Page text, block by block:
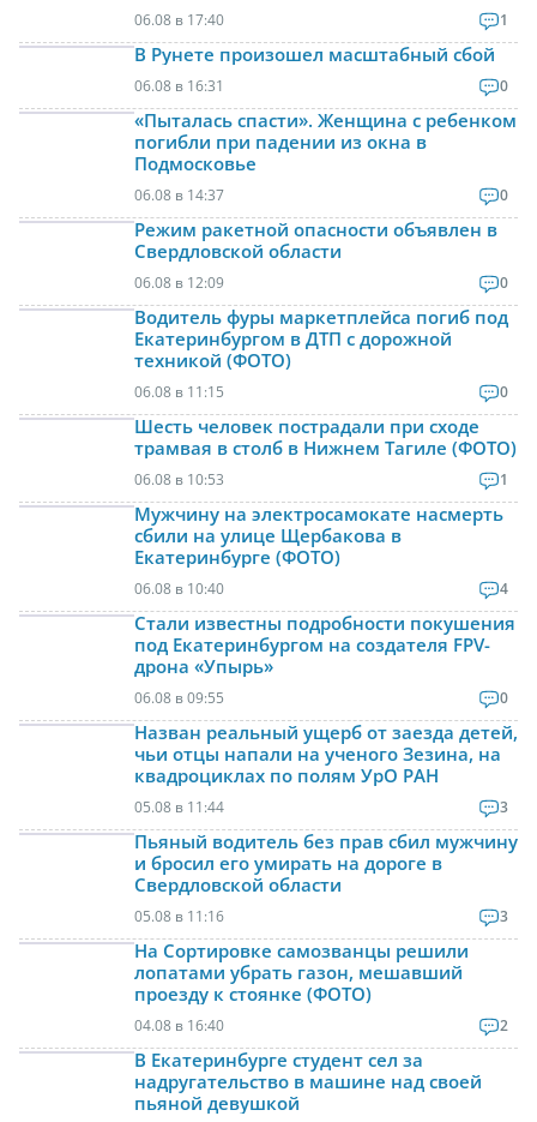
06.08 в 17:40 1
В Рунете произошел масштабный сбой
06.08 в 16:31 0
«Пыталась спасти». Женщина с ребенком
погибли при падении из окна в
Подмосковье
06.08 в 14:37 0
Режим ракетной опасности объявлен в
Свердловской области
06.08 в 12:09 0
Водитель фуры маркетплейса погиб под
Екатеринбургом в ДТП с дорожной
техникой (ФОТО)
06.08 в 11:15 0
Шесть человек пострадали при сходе
трамвая в столб в Нижнем Тагиле (ФОТО)
06.08 в 10:53 1
Мужчину на электросамокате насмерть
сбили на улице Щербакова в
Екатеринбурге (ФОТО)
06.08 в 10:40 4
Стали известны подробности покушения
под Екатеринбургом на создателя FPV-
дрона «Упырь»
06.08 в 09:55 0
Назван реальный ущерб от заезда детей,
чьи отцы напали на ученого Зезина, на
квадроциклах по полям УрО РАН
05.08 в 11:44 3
Пьяный водитель без прав сбил мужчину
и бросил его умирать на дороге в
Свердловской области
05.08 в 11:16 3
На Сортировке самозванцы решили
лопатами убрать газон, мешавший
проезду к стоянке (ФОТО)
04.08 в 16:40 2
В Екатеринбурге студент сел за
надругательство в машине над своей
пьяной девушкой